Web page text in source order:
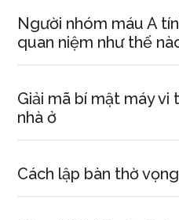
Người nhóm máu A
quan niệm như thế
Giải mã bí mật máy
nhà ở
Cách lập bàn thờ vọng